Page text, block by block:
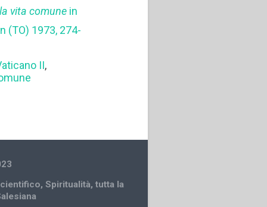
vita comune in
(TO) 1973, 274-
II,
,Spiritualità,tutta la